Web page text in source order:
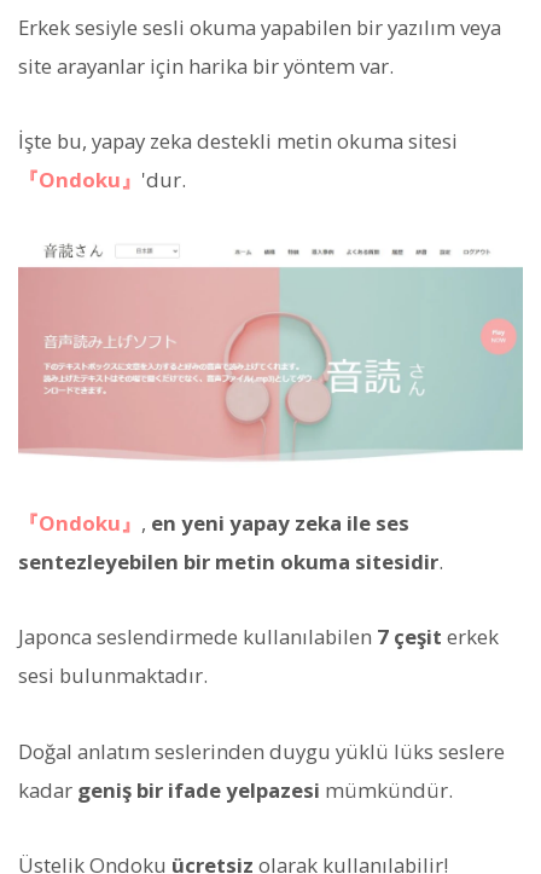
Erkek sesiyle sesli okuma yapabilen bir yazılım veya
site arayanlar için harika bir yöntem var.
İşte bu, yapay zeka destekli metin okuma sitesi
『Ondoku』 'dur.
『Ondoku』 , en yeni yapay zeka ile ses
sentezleyebilen bir metin okuma sitesidir.
Japonca seslendirmede kullanılabilen 7 çeşit erkek
sesi bulunmaktadır.
Doğal anlatım seslerinden duygu yüklü lüks seslere
kadar geniş bir ifade yelpazesi mümkündür.
Üstelik Ondoku ücretsiz olarak kullanılabilir!